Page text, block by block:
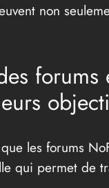
non
les forums
qui permet de